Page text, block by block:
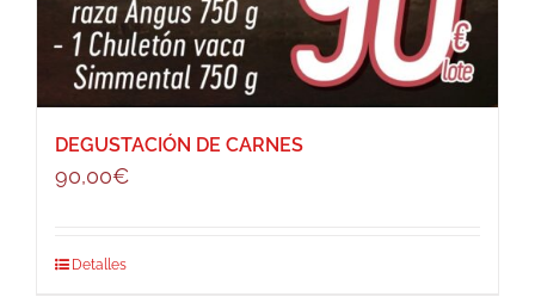
DEGUSTACIÓN DE CARNES
90,00€
Detalles